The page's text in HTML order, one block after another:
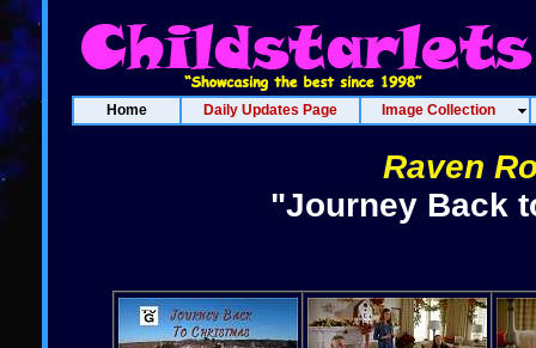
Home Daily Updates Page Image Collection
Raven
"Journey Back